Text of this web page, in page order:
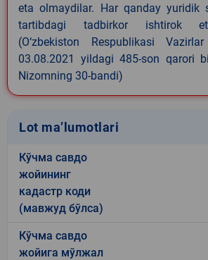
eta olmaydilar. Har qanday yuridik
tartibdagi tadbirkor ishtirok
(O‘zbekiston Respublikasi
03.08.2021 yildagi 485-son qarori
Nizomning 30-bandi)
Lot ma’lumotlari
Кўчма савдо
жойининг
кадастр коди
(мавжуд бўлса)
Кўчма савдо
жойига мўлжал